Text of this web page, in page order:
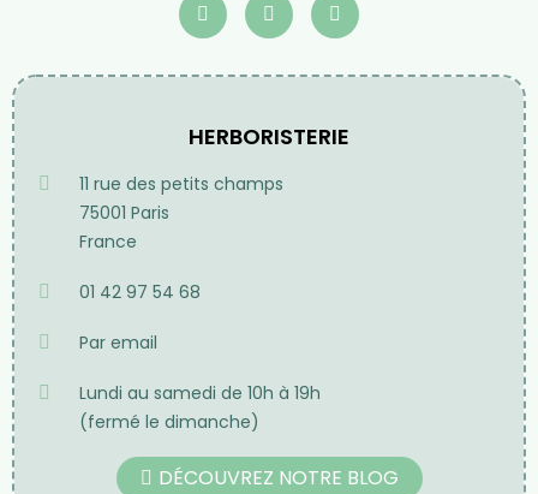
HERBORISTERIE
11 rue des petits champs
75001 Paris
France
01 42 97 54 68
Par email
Lundi au samedi de 10h à 19h
(fermé le dimanche)
DÉCOUVREZ NOTRE BLOG